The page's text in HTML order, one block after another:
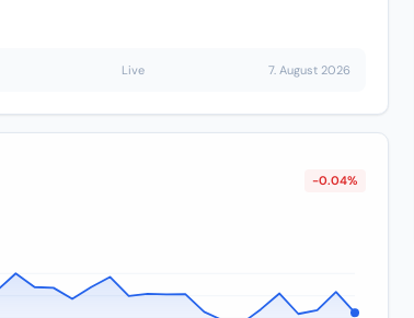
Live 7. August 2026
-0.04%